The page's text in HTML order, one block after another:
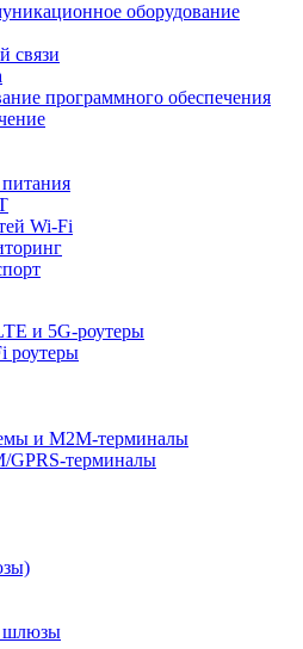
оборудование
связи
программного обеспечения
Wi-Fi
и 5G-роутеры
роутеры
и M2M-терминалы
терминалы
шлюзы